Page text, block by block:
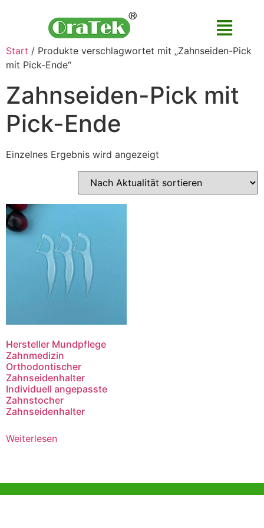
Start / Produkte verschlagwortet mit „Zahnseiden-Pick
mit Pick-Ende“
Zahnseiden-Pick mit
Pick-Ende
Einzelnes Ergebnis wird angezeigt
Hersteller Mundpflege
Zahnmedizin
Orthodontischer
Zahnseidenhalter
Individuell angepasste
Zahnstocher
Zahnseidenhalter
Weiterlesen